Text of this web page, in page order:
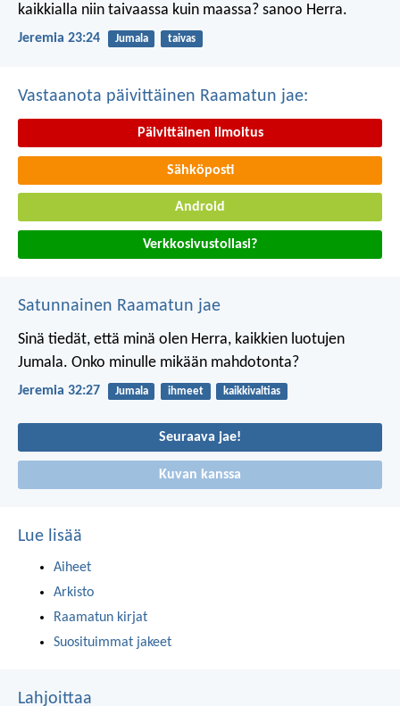
kaikkialla niin taivaassa kuin maassa? sanoo Herra.
Jeremia 23:24 Jumala taivas
Vastaanota päivittäinen Raamatun jae:
Päivittäinen ilmoitus
Sähköposti
Android
Verkkosivustollasi?
Satunnainen Raamatun jae
Sinä tiedät, että minä olen Herra, kaikkien luotujen
Jumala. Onko minulle mikään mahdotonta?
Jeremia 32:27 Jumala ihmeet kaikkivaltias
Seuraava jae!
Kuvan kanssa
Lue lisää
Aiheet
Arkisto
Raamatun kirjat
Suosituimmat jakeet
Lahjoittaa